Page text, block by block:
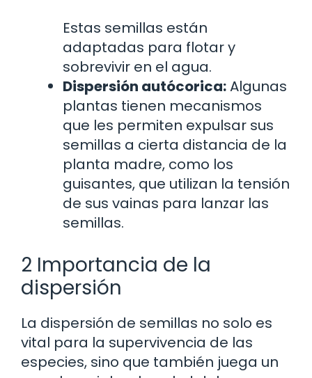
Estas semillas están
adaptadas para flotar y
sobrevivir en el agua.
Dispersión autócorica:Algunas
plantas tienen mecanismos
que les permiten expulsar sus
semillas a cierta distancia de la
planta madre, como los
guisantes, que utilizan la tensión
de sus vainas para lanzar las
semillas.
2 Importancia de la
dispersión
La dispersión de semillas no solo es
vital para la supervivencia de las
especies, sino que también juega un